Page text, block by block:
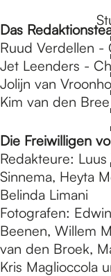
Das
Ruud Verdellen -
Jet Leenders -
Jolijn van
Kim van den
Die Freiwilligen
Redakteure:
Sinnema, Heyta
Belinda Limani
Fotografen:
Beenen, Willem
van den Broek,
Kris Maglioccola